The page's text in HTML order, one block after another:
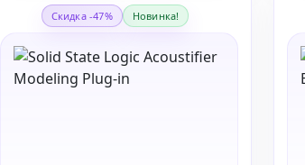
Скидка -47% Новинка!